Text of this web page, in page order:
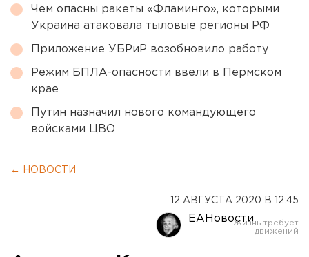
Чем опасны ракеты «Фламинго», которыми
Украина атаковала тыловые регионы РФ
Приложение УБРиР возобновило работу
Режим БПЛА-опасности ввели в Пермском
крае
Путин назначил нового командующего
войсками ЦВО
← НОВОСТИ
12 АВГУСТА 2020 В 12:45
ЕАНовости